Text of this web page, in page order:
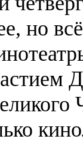
но